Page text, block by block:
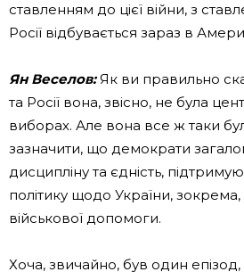
ставленням до цієї війни, з
Росії відбувається зараз в
Ян Веселов: Як ви правильно
та Росії вона, звісно, ​​не була
виборах. Але вона все ж таки
зазначити, що демократи
дисципліну та єдність,
політику щодо України, зокрема,
військової допомоги.
Хоча, звичайно, був один